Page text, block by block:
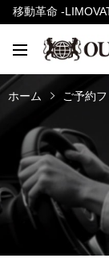
移動革命 -
ホーム ご予約